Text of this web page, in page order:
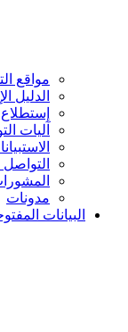
مواقع
الدليل
آليات
التواصل
مدونات
البيانات